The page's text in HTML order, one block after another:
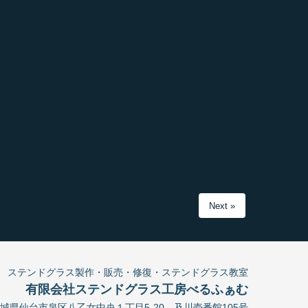
Next »
ステンドグラス製作・販売・修復・ステンドグラス教室
有限会社ステンドグラス工房べるふぁむ